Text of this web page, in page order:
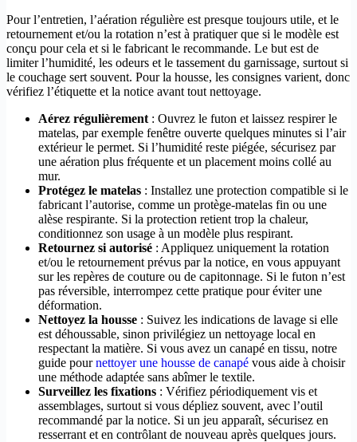
Pour l’entretien, l’aération régulière est presque toujours utile, et le
retournement et/ou la rotation n’est à pratiquer que si le modèle est
conçu pour cela et si le fabricant le recommande. Le but est de
limiter l’humidité, les odeurs et le tassement du garnissage, surtout si
le couchage sert souvent. Pour la housse, les consignes varient, donc
vérifiez l’étiquette et la notice avant tout nettoyage.
Aérez régulièrement : Ouvrez le futon et laissez respirer le
matelas, par exemple fenêtre ouverte quelques minutes si l’air
extérieur le permet. Si l’humidité reste piégée, sécurisez par
une aération plus fréquente et un placement moins collé au
mur.
Protégez le matelas : Installez une protection compatible si le
fabricant l’autorise, comme un protège-matelas fin ou une
alèse respirante. Si la protection retient trop la chaleur,
conditionnez son usage à un modèle plus respirant.
Retournez si autorisé : Appliquez uniquement la rotation
et/ou le retournement prévus par la notice, en vous appuyant
sur les repères de couture ou de capitonnage. Si le futon n’est
pas réversible, interrompez cette pratique pour éviter une
déformation.
Nettoyez la housse : Suivez les indications de lavage si elle
est déhoussable, sinon privilégiez un nettoyage local en
respectant la matière. Si vous avez un canapé en tissu, notre
guide pournettoyer une housse de canapé vous aide à choisir
une méthode adaptée sans abîmer le textile.
Surveillez les fixations : Vérifiez périodiquement vis et
assemblages, surtout si vous dépliez souvent, avec l’outil
recommandé par la notice. Si un jeu apparaît, sécurisez en
resserrant et en contrôlant de nouveau après quelques jours.